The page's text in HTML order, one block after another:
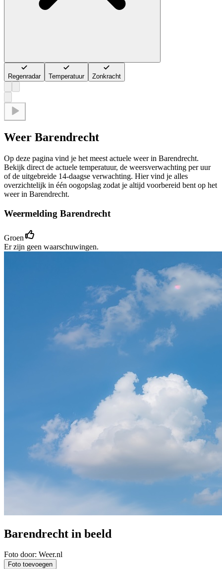
Regenradar Temperatuur Zonkracht
Weer Barendrecht
Op deze pagina vind je het meest actuele weer in Barendrecht.
Bekijk direct de actuele temperatuur, de weersverwachting per uur
of de uitgebreide 14-daagse verwachting. Hier vind je alles
overzichtelijk in één oogopslag zodat je altijd voorbereid bent op het
weer in Barendrecht.
Weermelding Barendrecht
Groen
Er zijn geen waarschuwingen.
Barendrecht in beeld
Foto door: Weer.nl
Foto toevoegen